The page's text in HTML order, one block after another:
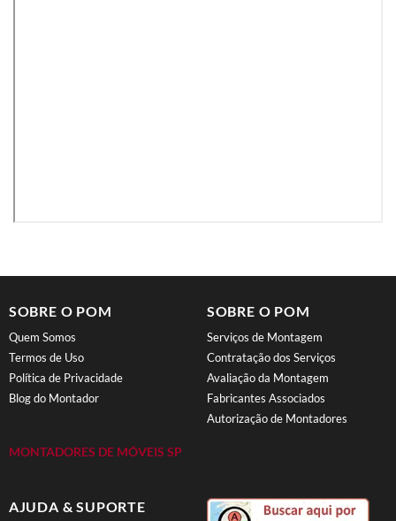
SOBRE O POM
Quem Somos
Termos de Uso
Política de Privacidade
Blog do Montador
MONTADORES DE MÓVEIS SP
SOBRE O POM
Serviços de Montagem
Contratação dos Serviços
Avaliação da Montagem
Fabricantes Associados
Autorização de Montadores
AJUDA & SUPORTE